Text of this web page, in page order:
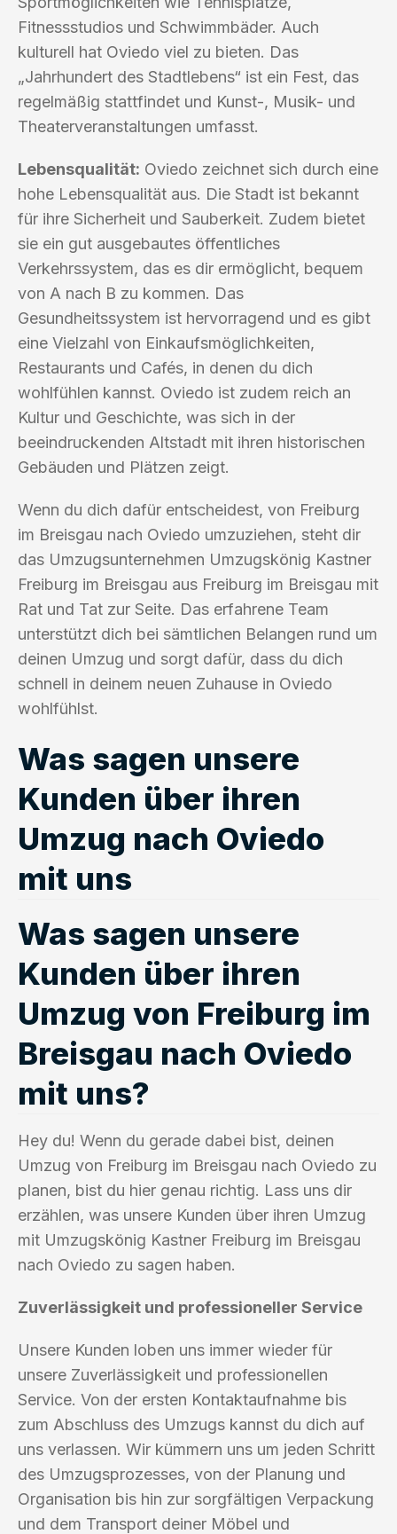
Fitnessstudios und Schwimmbäder. Auch
kulturell hat Oviedo viel zu bieten. Das
„Jahrhundert des Stadtlebens“ ist ein Fest, das
regelmäßig stattfindet und Kunst-, Musik- und
Theaterveranstaltungen umfasst.
Lebensqualität: Oviedo zeichnet sich durch eine
hohe Lebensqualität aus. Die Stadt ist bekannt
für ihre Sicherheit und Sauberkeit. Zudem bietet
sie ein gut ausgebautes öffentliches
Verkehrssystem, das es dir ermöglicht, bequem
von A nach B zu kommen. Das
Gesundheitssystem ist hervorragend und es gibt
eine Vielzahl von Einkaufsmöglichkeiten,
Restaurants und Cafés, in denen du dich
wohlfühlen kannst. Oviedo ist zudem reich an
Kultur und Geschichte, was sich in der
beeindruckenden Altstadt mit ihren historischen
Gebäuden und Plätzen zeigt.
Wenn du dich dafür entscheidest, von Freiburg
im Breisgau nach Oviedo umzuziehen, steht dir
das Umzugsunternehmen Umzugskönig Kastner
Freiburg im Breisgau aus Freiburg im Breisgau mit
Rat und Tat zur Seite. Das erfahrene Team
unterstützt dich bei sämtlichen Belangen rund um
deinen Umzug und sorgt dafür, dass du dich
schnell in deinem neuen Zuhause in Oviedo
wohlfühlst.
Was sagen unsere
Kunden über ihren
Umzug nach Oviedo
mit uns
Was sagen unsere
Kunden über ihren
Umzug von Freiburg im
Breisgau nach Oviedo
mit uns?
Hey du! Wenn du gerade dabei bist, deinen
Umzug von Freiburg im Breisgau nach Oviedo zu
planen, bist du hier genau richtig. Lass uns dir
erzählen, was unsere Kunden über ihren Umzug
mit Umzugskönig Kastner Freiburg im Breisgau
nach Oviedo zu sagen haben.
Zuverlässigkeit und professioneller Service
Unsere Kunden loben uns immer wieder für
unsere Zuverlässigkeit und professionellen
Service. Von der ersten Kontaktaufnahme bis
zum Abschluss des Umzugs kannst du dich auf
uns verlassen. Wir kümmern uns um jeden Schritt
des Umzugsprozesses, von der Planung und
Organisation bis hin zur sorgfältigen Verpackung
und dem Transport deiner Möbel und